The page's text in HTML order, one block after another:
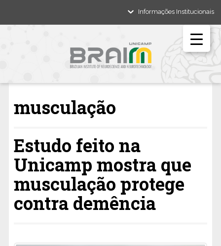
Informações Institucionais
musculação
Estudo feito na
Unicamp mostra que
musculação protege
contra demência